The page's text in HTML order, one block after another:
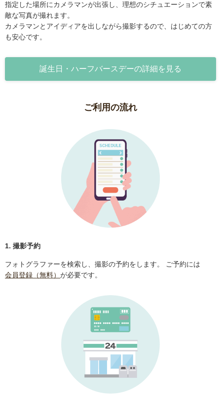
指定した場所にカメラマンが出張し、理想のシチュエーションで素
敵な写真が撮れます。
カメラマンとアイディアを出しながら撮影するので、はじめての方
も安心です。
誕生日・ハーフバースデーの詳細を見る
ご利用の流れ
1. 撮影予約
フォトグラファーを検索し、撮影の予約をします。 ご予約には
会員登録（無料） が必要です。